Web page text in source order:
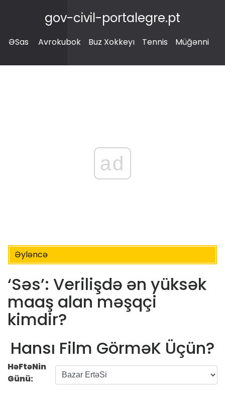
gov-civil-portalegre.pt
ƏSas Avrokubok Buz Xokkeyı Tennis Müğənni
ad
Əyləncə
‘Səs’: Verilişdə ən yüksək
maaş alan məşqçi
kimdir?
Hansı Film GörməK Üçün?
HəFtəNin
Günü: